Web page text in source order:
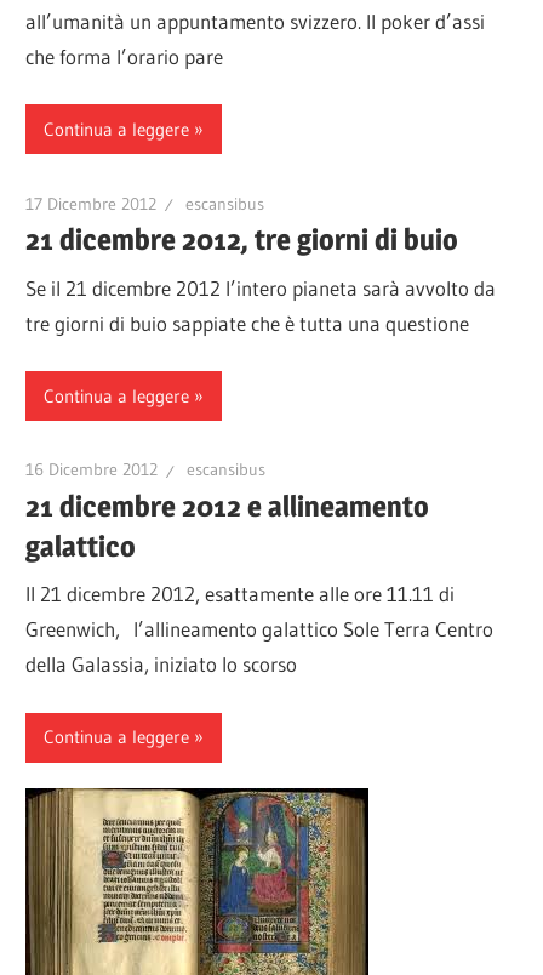
all’umanità un appuntamento svizzero. Il poker d’assi
che forma l’orario pare
Continua a leggere
17 Dicembre 2012 escansibus
21 dicembre 2012, tre giorni di buio
Se il 21 dicembre 2012 l’intero pianeta sarà avvolto da
tre giorni di buio sappiate che è tutta una questione
Continua a leggere
16 Dicembre 2012 escansibus
21 dicembre 2012 e allineamento
galattico
Il 21 dicembre 2012, esattamente alle ore 11.11 di
Greenwich, l’allineamento galattico Sole Terra Centro
della Galassia, iniziato lo scorso
Continua a leggere